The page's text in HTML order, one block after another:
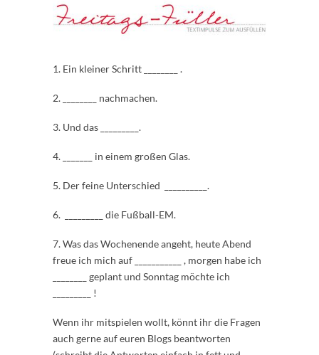
1. Ein kleiner Schritt ________ .
2. ________ nachmachen.
3. Und das _________.
4. _______ in einem großen Glas.
5. Der feine Unterschied __________.
6. _________ die Fußball-EM.
7. Was das Wochenende angeht, heute Abend
freue ich mich auf ___________ , morgen habe ich
________ geplant und Sonntag möchte ich
_________ !
Wenn ihr mitspielen wollt, könnt ihr die Fragen
auch gerne auf euren Blogs beantworten